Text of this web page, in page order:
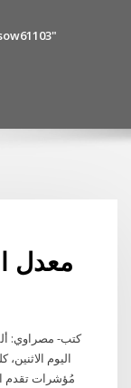
معدل
كتب- مصراوي:
اليوم
مُؤشرات تقدم